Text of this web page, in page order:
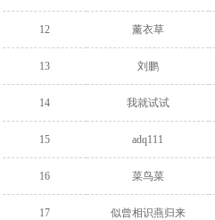
12 薰衣草
13 刘鹏
14 我就试试
15 adq111
16 菜鸟菜
17 似曾相识燕归来